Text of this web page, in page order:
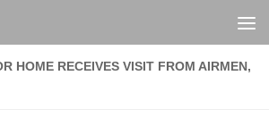
HOME RECEIVES VISIT FROM AIRMEN,